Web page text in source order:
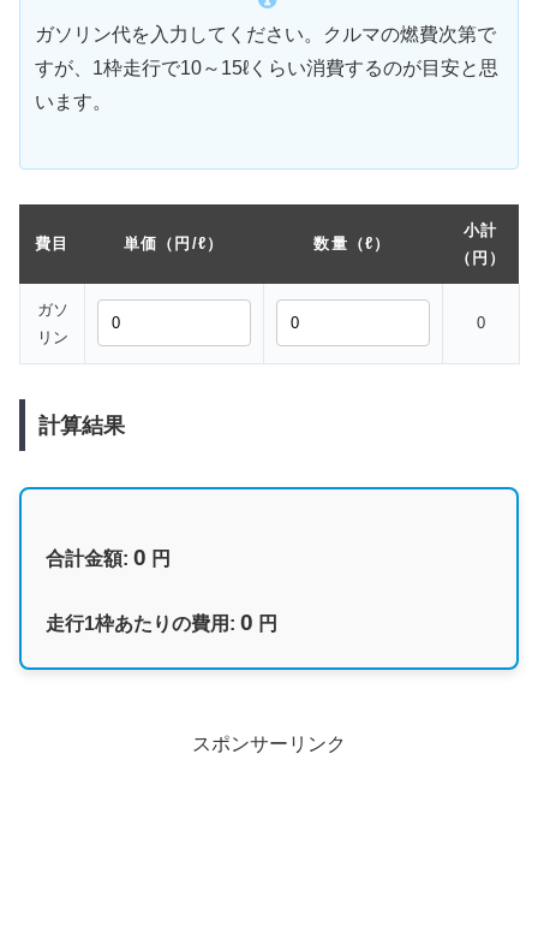
ガソリン代を入力してください。クルマの燃費次第で
すが、1枠走行で10～15ℓくらい消費するのが目安と思
います。
費目 単価（円/ℓ） 数量（ℓ）
小計
（円）
ガソ
リン
0
計算結果
合計金額: 0 円
走行1枠あたりの費用: 0 円
スポンサーリンク